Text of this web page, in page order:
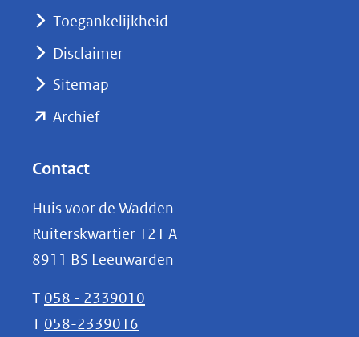
nieuw
naar
Toegankelijkheid
Disclaimer
Sitemap
Archief(opent
(verwijst
naar
een
andere
website)
Contact
Huis voor de Wadden
Ruiterskwartier 121 A
8911 BS Leeuwarden
T 058 - 2339010
T 058-2339016